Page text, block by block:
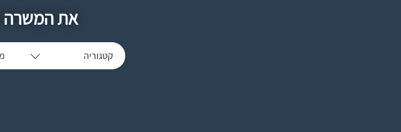
את המשרה
קטגוריה